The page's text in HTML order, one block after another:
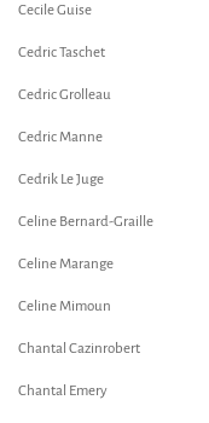
Cecile Guise
Cedric Taschet
Cedric Grolleau
Cedric Manne
Cedrik Le Juge
Celine Bernard-Graille
Celine Marange
Celine Mimoun
Chantal Cazinrobert
Chantal Emery